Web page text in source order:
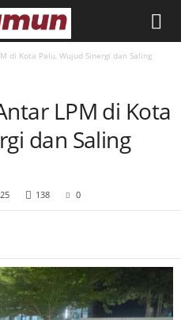
di Kota Palu, Wujud Sinergi dan Saling
LPM di Kota
dan Saling
138 0